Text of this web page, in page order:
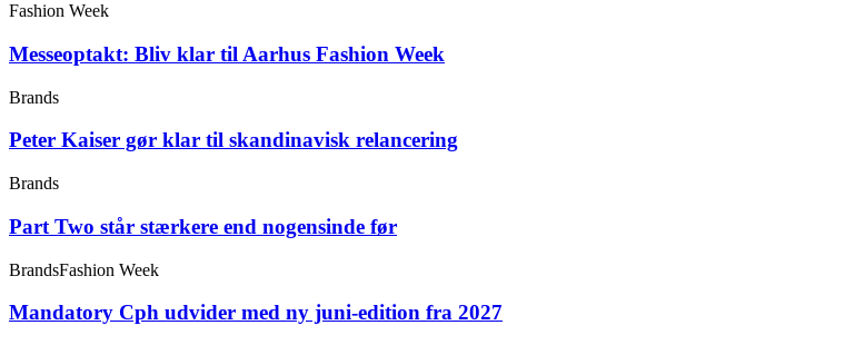
Fashion Week
Messeoptakt: Bliv klar til Aarhus Fashion Week
Brands
Peter Kaiser gør klar til skandinavisk relancering
Brands
Part Two står stærkere end nogensinde før
BrandsFashion Week
Mandatory Cph udvider med ny juni-edition fra 2027